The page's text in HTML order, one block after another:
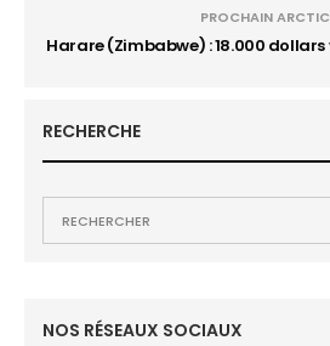
PROCHAIN
Harare (Zimbabwe) : 18.000
RECHERCHE
NOS RÉSEAUX SOCIAUX